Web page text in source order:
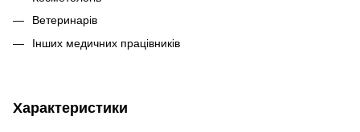
Ветеринарів
Інших медичних працівників
Характеристики